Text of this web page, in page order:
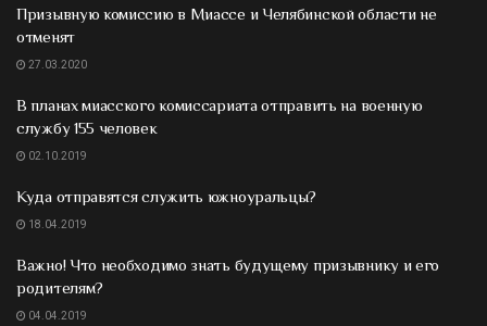
Призывную комиссию в Миассе и Челябинской области не
отменят
27.03.2020
В планах миасского комиссариата отправить на военную
службу 155 человек
02.10.2019
Куда отправятся служить южноуральцы?
18.04.2019
Важно! Что необходимо знать будущему призывнику и его
родителям?
04.04.2019